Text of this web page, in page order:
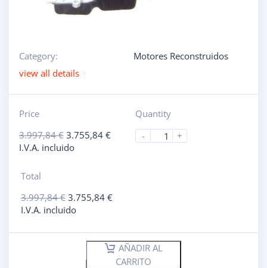
Category:
Motores Reconstruidos
view all details
Price
3.997,84€ 3.755,84 €
I.V.A. incluido
Quantity
-
+
Total
3.997,84€ 3.755,84 €
I.V.A. incluido
AÑADIR AL
CARRITO